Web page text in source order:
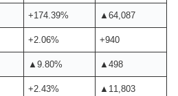
+174.39% ▲64,087
+2.06% +940
▲9.80% ▲498
+2.43% ▲11,803